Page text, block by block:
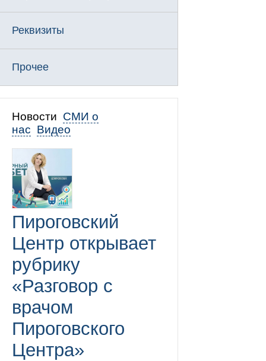
Реквизиты
Прочее
Новости СМИ о
нас Видео
Пироговский
Центр открывает
рубрику
«Разговор с
врачом
Пироговского
Центра»